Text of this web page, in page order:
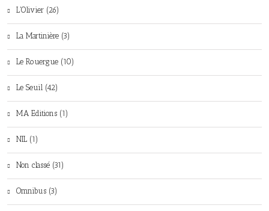
L'Olivier (26)
La Martinière (3)
Le Rouergue (10)
Le Seuil (42)
MA Editions (1)
NIL (1)
Non classé (31)
Omnibus (3)